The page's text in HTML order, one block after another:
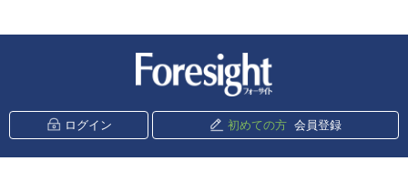
ログイン 初めての方 会員登録